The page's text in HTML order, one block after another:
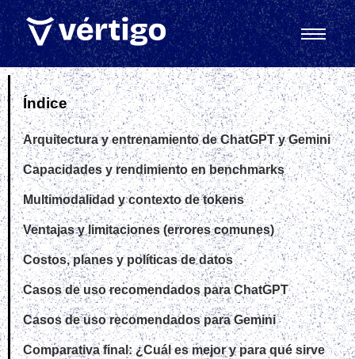
Índice
Arquitectura y entrenamiento de ChatGPT y Gemini
Capacidades y rendimiento en benchmarks
Multimodalidad y contexto de tokens
Ventajas y limitaciones (errores comunes)
Costos, planes y políticas de datos
Casos de uso recomendados para ChatGPT
Casos de uso recomendados para Gemini
Comparativa final: ¿Cuál es mejor y para qué sirve